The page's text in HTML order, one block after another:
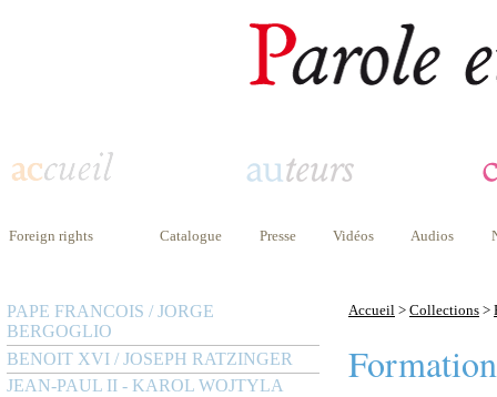
Foreign rights Catalogue Presse Vidéos Audios
PAPE FRANCOIS / JORGE
BERGOGLIO
BENOIT XVI / JOSEPH RATZINGER
JEAN-PAUL II - KAROL WOJTYLA
Accueil > Collections >